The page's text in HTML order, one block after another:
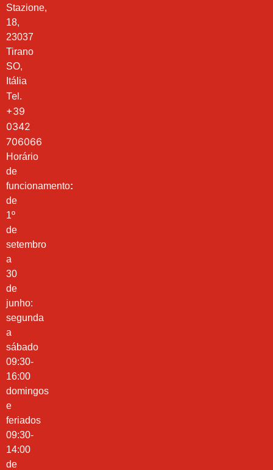
Stazione,
18,
23037
Tirano
SO,
Itália
Tel.
+39
0342
706066
Horário
de
funcionamento:
de
1º
de
setembro
a
30
de
junho:
segunda
a
sábado
09:30-
16:00
domingos
e
feriados
09:30-
14:00
de